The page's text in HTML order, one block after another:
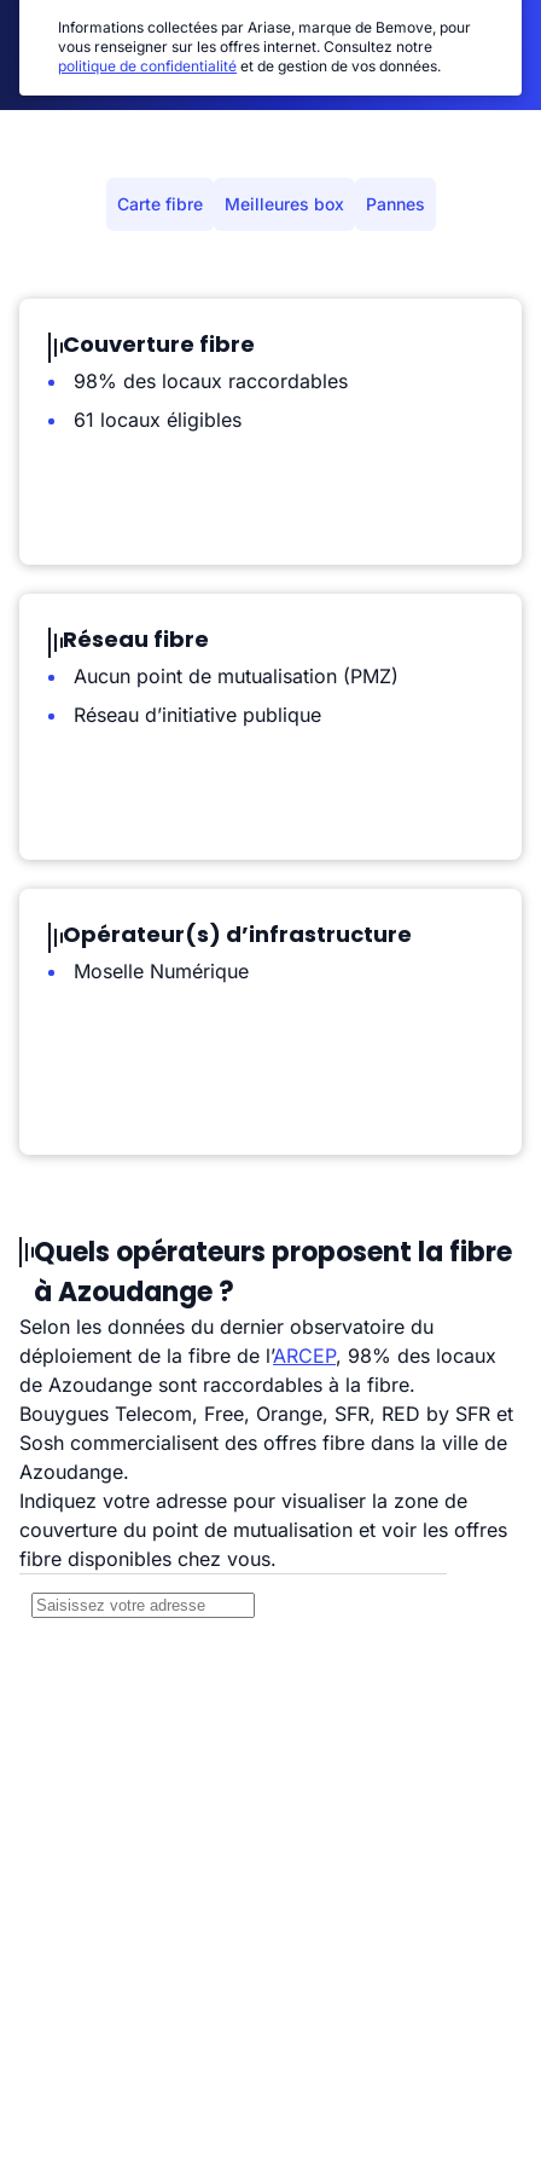
Informations collectées par Ariase, marque de Bemove, pour
vous renseigner sur les offres internet. Consultez notre
politique de confidentialité et de gestion de vos données.
Carte fibre Meilleures box Pannes
Couverture fibre
98% des locaux raccordables
61 locaux éligibles
Réseau fibre
Aucun point de mutualisation (PMZ)
Réseau d’initiative publique
Opérateur(s) d’infrastructure
Moselle Numérique
Quels opérateurs proposent la fibre
à Azoudange ?
Selon les données du dernier observatoire du
déploiement de la fibre de l’ARCEP, 98% des locaux
de Azoudange sont raccordables à la fibre.
Bouygues Telecom, Free, Orange, SFR, RED by SFR et
Sosh commercialisent des offres fibre dans la ville de
Azoudange.
Indiquez votre adresse pour visualiser la zone de
couverture du point de mutualisation et voir les offres
fibre disponibles chez vous.